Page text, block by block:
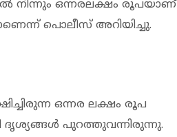
നിന്നും ഒന്നരലക്ഷം രൂപയാണ്
പൊലീസ് അറിയിച്ചു.
ഒന്നര ലക്ഷം രൂപ
ദൃശ്യങ്ങള്‍ പുറത്തുവന്നിരുന്നു.